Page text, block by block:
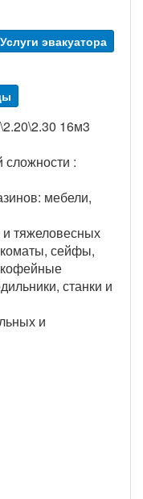
Услуги эвакуатора
16м3
:
мебели,
и тяжеловесных
сейфы,
станки и
и